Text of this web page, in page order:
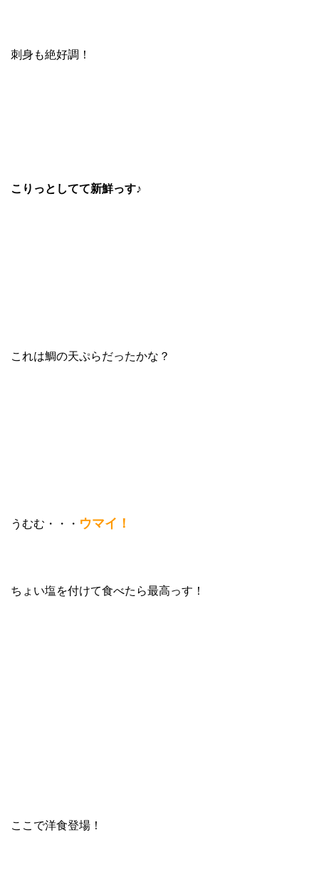
刺身も絶好調！
こりっとしてて新鮮っす♪
これは鯛の天ぷらだったかな？
うむむ・・・ ウマイ！
ちょい塩を付けて食べたら最高っす！
ここで洋食登場！